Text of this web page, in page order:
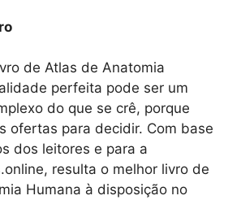
de Atlas de Anatomia
perfeita pode ser um
do que se crê, porque
ofertas para decidir. Com base
dos leitores e para a
resulta o melhor livro de
Humana à disposição no